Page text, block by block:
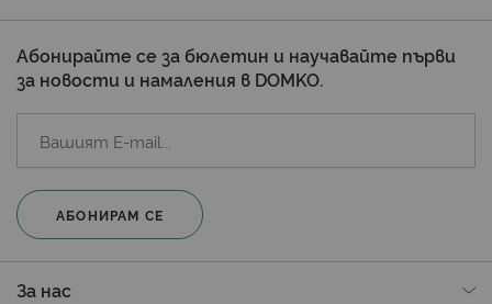
Абонирайте се за бюлетин и научавайте първи
за новости и намаления в DOMKO.
АБОНИРАМ СЕ
За нас